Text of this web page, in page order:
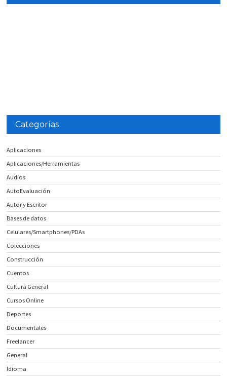
Categorías
Aplicaciones
Aplicaciones/Herramientas
Audios
AutoEvaluación
Autor y Escritor
Bases de datos
Celulares/Smartphones/PDAs
Colecciones
Construcción
Cuentos
Cultura General
Cursos Online
Deportes
Documentales
Freelancer
General
Idioma